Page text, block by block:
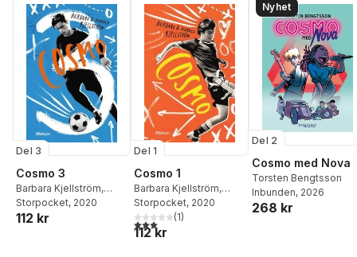
Owenius,Gärd Fors,
Paulina Martinez
Wilson, Kris Kite
Stenmark,Johanna
Glembo,Ylva Wegler
Del 3
Cosmo 3
Barbara Kjellström,
Harald Kjellström
Storpocket, 2020
112 kr
Del 1
Cosmo 1
Barbara Kjellström,
Harald Kjellström
Storpocket, 2020
3,0utav 5 stjärnor. Totalt antal röster:
(1)
112 kr
Nyhet
Del 2
Cosmo med Nova
Torsten Bengtsson
Inbunden, 2026
268 kr